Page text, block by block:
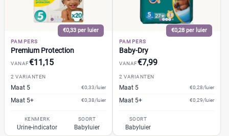
Baby-Dry Pants
Harmonie
Premium Protection (2)
Active Baby-Dry
Baby-Dry Night Pants
Harmonie Pants
▼ +8 meer
Huggies
(6)
Etos
Zwitsal
€0,33 per luier
PAMPERS
Premium Protection
VANAF€11,15
2 VARIANTEN
Maat 5 €0,33/luier
Maat 5+ €0,38/luier
KENMERK
Urine-indicator
SOORT
Babyluier
€0,28 per luier
PAMPERS
Baby-Dry
VANAF€7,99
2 VARIANTEN
Maat 5 €0,28/luier
Maat 5+ €0,29/luier
SOORT
Babyluier